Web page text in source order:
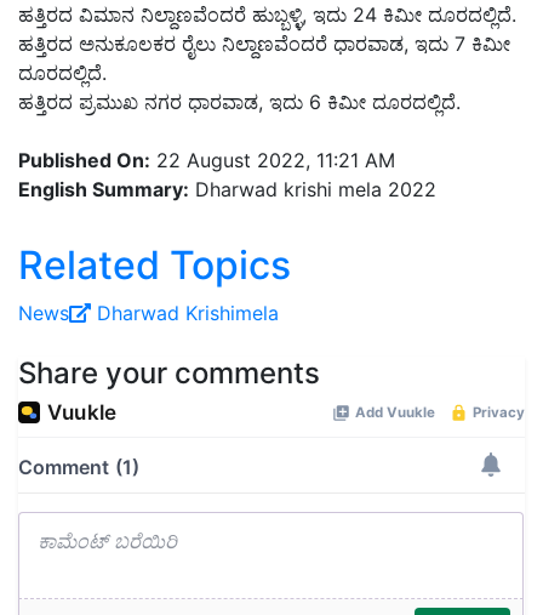
ಹತ್ತಿರದ ವಿಮಾನ ನಿಲ್ದಾಣವೆಂದರೆ ಹುಬ್ಬಳ್ಳಿ, ಇದು 24 ಕಿಮೀ ದೂರದಲ್ಲಿದೆ.
ಹತ್ತಿರದ ಅನುಕೂಲಕರ ರೈಲು ನಿಲ್ದಾಣವೆಂದರೆ ಧಾರವಾಡ, ಇದು 7 ಕಿಮೀ
ದೂರದಲ್ಲಿದೆ.
ಹತ್ತಿರದ ಪ್ರಮುಖ ನಗರ ಧಾರವಾಡ, ಇದು 6 ಕಿಮೀ ದೂರದಲ್ಲಿದೆ.
Published On: 22 August 2022, 11:21 AM
English Summary: Dharwad krishi mela 2022
Related Topics
News Dharwad Krishimela
Share your comments